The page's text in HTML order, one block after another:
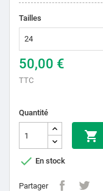
Tailles
50,00 €
TTC
Quantité

 En stock
Partager